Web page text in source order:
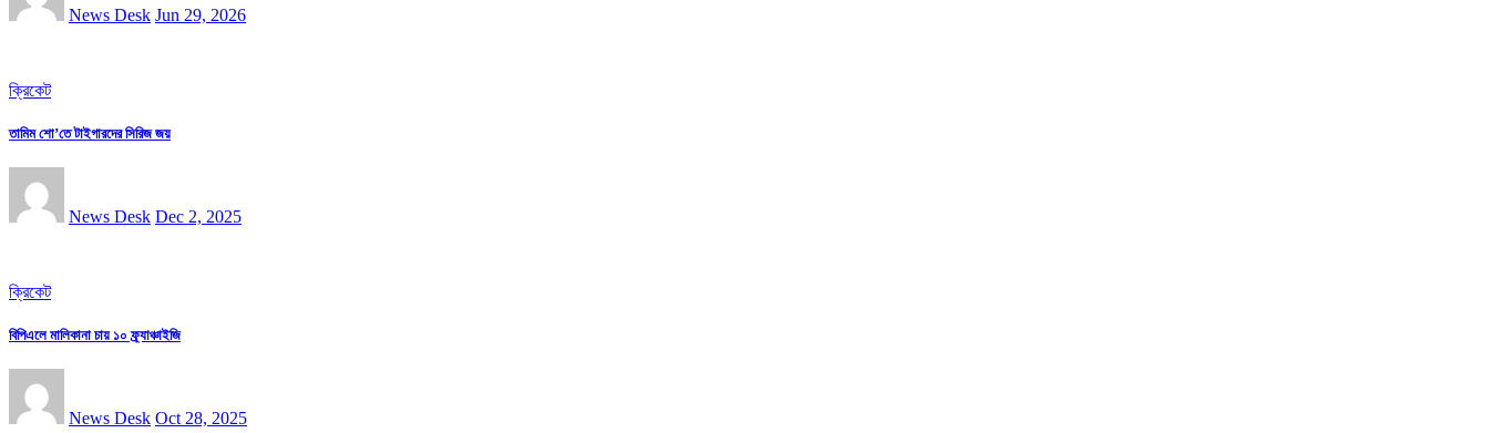
News Desk Jun 29, 2026
ক্রিকেট
তামিম শো’তে টাইগারদের সিরিজ জয়
News Desk Dec 2, 2025
ক্রিকেট
বিপিএলে মালিকানা চায় ১০ ফ্র্যাঞ্চাইজি
News Desk Oct 28, 2025